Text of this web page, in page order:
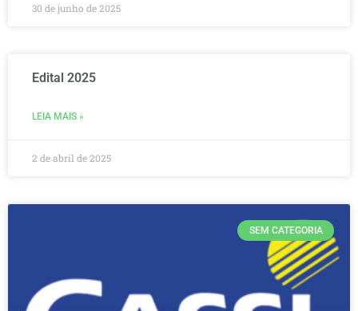
30 de junho de 2025
Edital 2025
LEIA MAIS »
2 de abril de 2025
SEM CATEGORIA